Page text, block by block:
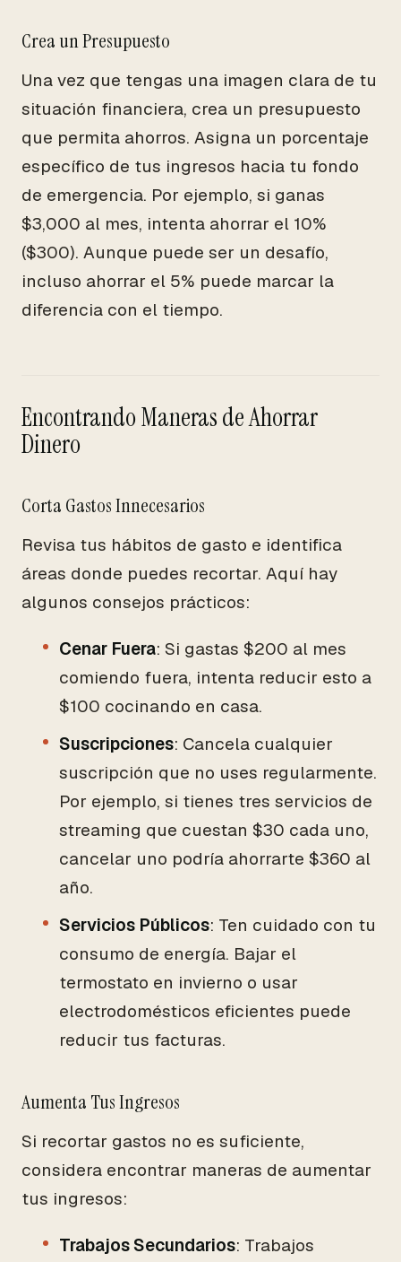
Crea un Presupuesto
Una vez que tengas una imagen clara de tu
situación financiera, crea un presupuesto
que permita ahorros. Asigna un porcentaje
específico de tus ingresos hacia tu fondo
de emergencia. Por ejemplo, si ganas
$3,000 al mes, intenta ahorrar el 10%
($300). Aunque puede ser un desafío,
incluso ahorrar el 5% puede marcar la
diferencia con el tiempo.
Encontrando Maneras de Ahorrar
Dinero
Corta Gastos Innecesarios
Revisa tus hábitos de gasto e identifica
áreas donde puedes recortar. Aquí hay
algunos consejos prácticos:
Cenar Fuera: Si gastas $200 al mes
comiendo fuera, intenta reducir esto a
$100 cocinando en casa.
Suscripciones: Cancela cualquier
suscripción que no uses regularmente.
Por ejemplo, si tienes tres servicios de
streaming que cuestan $30 cada uno,
cancelar uno podría ahorrarte $360 al
año.
Servicios Públicos: Ten cuidado con tu
consumo de energía. Bajar el
termostato en invierno o usar
electrodomésticos eficientes puede
reducir tus facturas.
Aumenta Tus Ingresos
Si recortar gastos no es suficiente,
considera encontrar maneras de aumentar
tus ingresos:
Trabajos Secundarios: Trabajos